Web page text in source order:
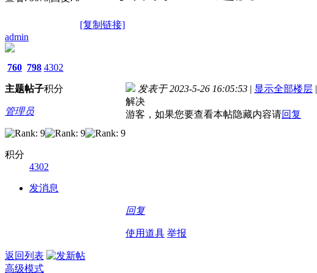
[复制链接]
admin
760
主题
798
帖子
4302
积分
管理员
积分
4302
发消息
发表于 2023-5-26 16:05:53 | 显示全部楼层 |
解决
游客，如果您要查看本帖隐藏内容请回复
回复
使用道具 举报
返回列表
高级模式